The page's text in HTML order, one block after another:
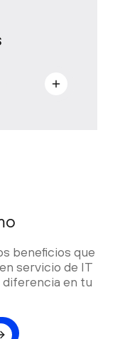
beneficios que
servicio de IT
en tu